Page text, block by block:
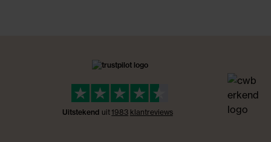
Uitstekend uit 1983 klantreviews